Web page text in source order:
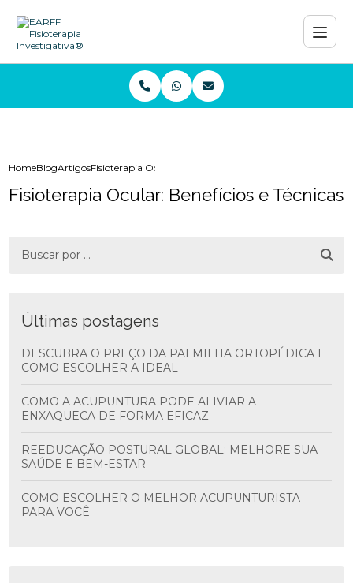
HomeBlogArtigosFisioterapia Ocular: Benefícios e Técnicas
Fisioterapia Ocular: Benefícios e Técnicas
Últimas postagens
DESCUBRA O PREÇO DA PALMILHA ORTOPÉDICA E
COMO ESCOLHER A IDEAL
COMO A ACUPUNTURA PODE ALIVIAR A
ENXAQUECA DE FORMA EFICAZ
REEDUCAÇÃO POSTURAL GLOBAL: MELHORE SUA
SAÚDE E BEM-ESTAR
COMO ESCOLHER O MELHOR ACUPUNTURISTA
PARA VOCÊ